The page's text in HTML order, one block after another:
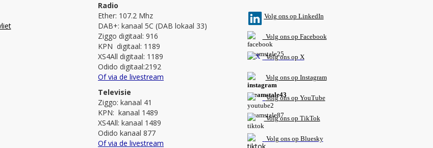
Radio
Ether: 107.2 Mhz
DAB+: kanaal 5C (DAB lokaal 33)
Ziggo digitaal: 916
KPN digitaal: 1189
XS4All digitaal: 1189
Odido digitaal:2192
Of via de livestream
Televisie
Ziggo: kanaal 41
KPN: kanaal 1489
XS4All: kanaal 1489
Odido kanaal 877
Of via de livestream
Volg ons op LinkedIn
Volg ons op Facebook
Volg ons op X
Volg ons op Instagram
Volgons op YouTube
Volg ons op TikTok
Volg ons op Bluesky